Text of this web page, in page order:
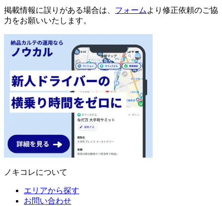
掲載情報に誤りがある場合は、 フォーム より修正依頼のご協
力をお願いいたします。
ノキコレについて
エリアから探す
お問い合わせ